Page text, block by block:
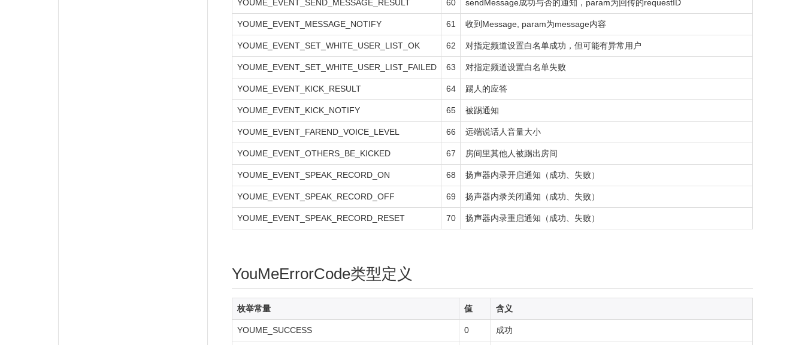
YOUME_EVENT_SEND_MESSAGE_RESULT 60 sendMessage成功与否的通知，param为回传的requestID
YOUME_EVENT_MESSAGE_NOTIFY 61 收到Message, param为message内容
YOUME_EVENT_SET_WHITE_USER_LIST_OK 62 对指定频道设置白名单成功，但可能有异常用户
YOUME_EVENT_SET_WHITE_USER_LIST_FAILED 63 对指定频道设置白名单失败
YOUME_EVENT_KICK_RESULT 64 踢人的应答
YOUME_EVENT_KICK_NOTIFY 65 被踢通知
YOUME_EVENT_FAREND_VOICE_LEVEL 66 远端说话人音量大小
YOUME_EVENT_OTHERS_BE_KICKED 67 房间里其他人被踢出房间
YOUME_EVENT_SPEAK_RECORD_ON 68 扬声器内录开启通知（成功、失败）
YOUME_EVENT_SPEAK_RECORD_OFF 69 扬声器内录关闭通知（成功、失败）
YOUME_EVENT_SPEAK_RECORD_RESET 70 扬声器内录重启通知（成功、失败）
YouMeErrorCode类型定义
枚举常量 值 含义
YOUME_SUCCESS 0 成功